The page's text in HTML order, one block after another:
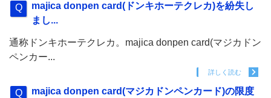
majica donpen card(ドンキホーテクレカ)を紛失し
まし...
通称ドンキホーテクレカ。majica donpen card(マジカドン
ペンカー...
詳しく読む
majica donpen card(マジカドンペンカード)の限度